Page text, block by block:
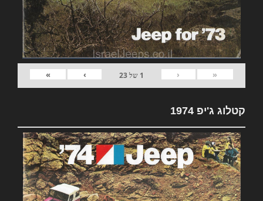
«
‹
1 של23
›
»
קטלוג ג'יפ 1974